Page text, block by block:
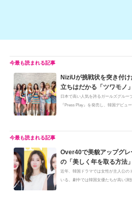
NiziUが挑戦状を突き付
立ちはだかる「ツワモノ
日本で高い人気を誇るガールズグル
『Press Play』を発売し、韓国デビュ
Over40で美貌アップグ
の「美しく年を取る方法」
近年、韓国ドラマでは女性が主人公の
いる。劇中では韓国女優たちが高い演